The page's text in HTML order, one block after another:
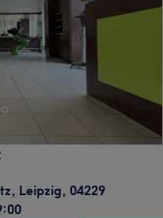
, Leipzig, 04229